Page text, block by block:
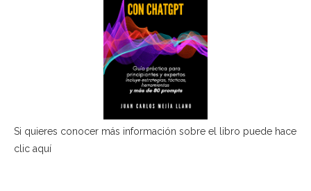
Si quieres conocer más información sobre el libro puede hace
clic aquí